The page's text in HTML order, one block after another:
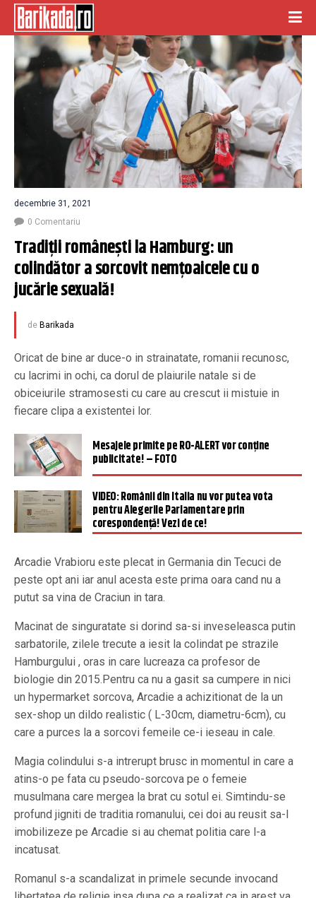
decembrie 31, 2021
0 Comentariu
Tradiții românești la Hamburg: un
colindător a sorcovit nemțoaicele cu o
jucărie sexuală!
de Barikada
Oricat de bine ar duce-o in strainatate, romanii recunosc,
cu lacrimi in ochi, ca dorul de plaiurile natale si de
obiceiurile stramosesti cu care au crescut ii mistuie in
fiecare clipa a existentei lor.
Mesajele primite pe RO-ALERT vor conţine
publicitate! – FOTO
VIDEO: Românii din Italia nu vor putea vota
pentru Alegerile Parlamentare prin
corespondență! Vezi de ce!
Arcadie Vrabioru este plecat in Germania din Tecuci de
peste opt ani iar anul acesta este prima oara cand nu a
putut sa vina de Craciun in tara.
Macinat de singuratate si dorind sa-si inveseleasca putin
sarbatorile, zilele trecute a iesit la colindat pe strazile
Hamburgului , oras in care lucreaza ca profesor de
biologie din 2015.Pentru ca nu a gasit sa cumpere in nici
un hypermarket sorcova, Arcadie a achizitionat de la un
sex-shop un dildo realistic ( L-30cm, diametru-6cm), cu
care a purces la a sorcovi femeile ce-i ieseau in cale.
Magia colindului s-a intrerupt brusc in momentul in care a
atins-o pe fata cu pseudo-sorcova pe o femeie
musulmana care mergea la brat cu sotul ei. Simtindu-se
profund jigniti de traditia romanului, cei doi au reusit sa-l
imobilizeze pe Arcadie si au chemat politia care l-a
incatusat.
Romanul s-a scandalizat in primele secunde invocand